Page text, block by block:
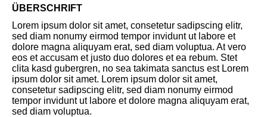
ÜBERSCHRIFT
Lorem ipsum dolor sit amet, consetetur sadipscing elitr,
sed diam nonumy eirmod tempor invidunt ut labore et
dolore magna aliquyam erat, sed diam voluptua. At vero
eos et accusam et justo duo dolores et ea rebum. Stet
clita kasd gubergren, no sea takimata sanctus est Lorem
ipsum dolor sit amet. Lorem ipsum dolor sit amet,
consetetur sadipscing elitr, sed diam nonumy eirmod
tempor invidunt ut labore et dolore magna aliquyam erat,
sed diam voluptua.